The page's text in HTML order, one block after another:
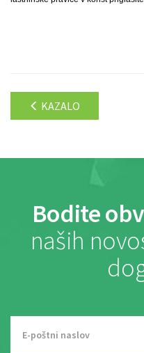
KAZALO
Bodite
naših